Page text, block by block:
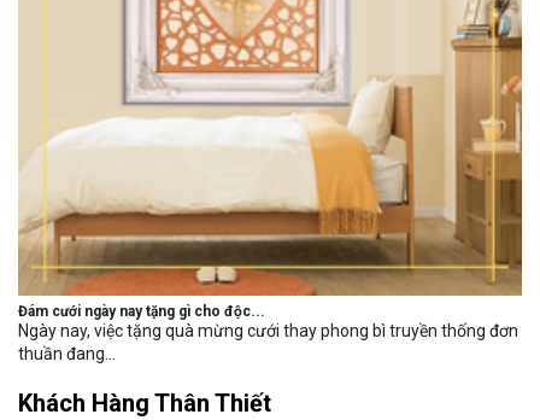
Đám cưới ngày nay tặng gì cho độc...
Ngày nay, việc tặng quà mừng cưới thay phong bì truyền thống đơn
thuần đang...
Khách Hàng Thân Thiết